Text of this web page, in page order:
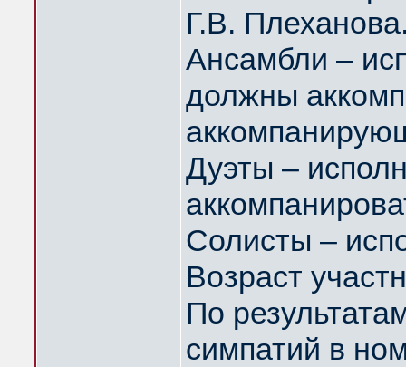
Г.В.
Ансамбли –
должны
Дуэты –
Солисты –
Возраст
По
симпатий в